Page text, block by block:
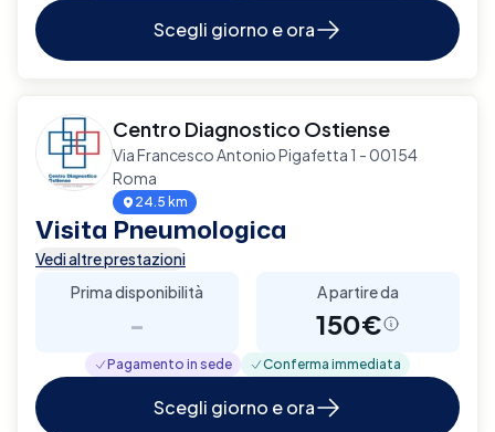
Scegli giorno e ora
Centro Diagnostico Ostiense
Via Francesco Antonio Pigafetta 1 - 00154
Roma
24.5 km
Visita Pneumologica
Vedi altre prestazioni
Prima disponibilità
-
A partire da
150€
Pagamento in sede Conferma immediata
Scegli giorno e ora